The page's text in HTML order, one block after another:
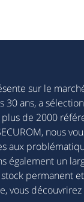
sur le
30 ans, a
de 2000
nous
aux
également un
permanent
vous